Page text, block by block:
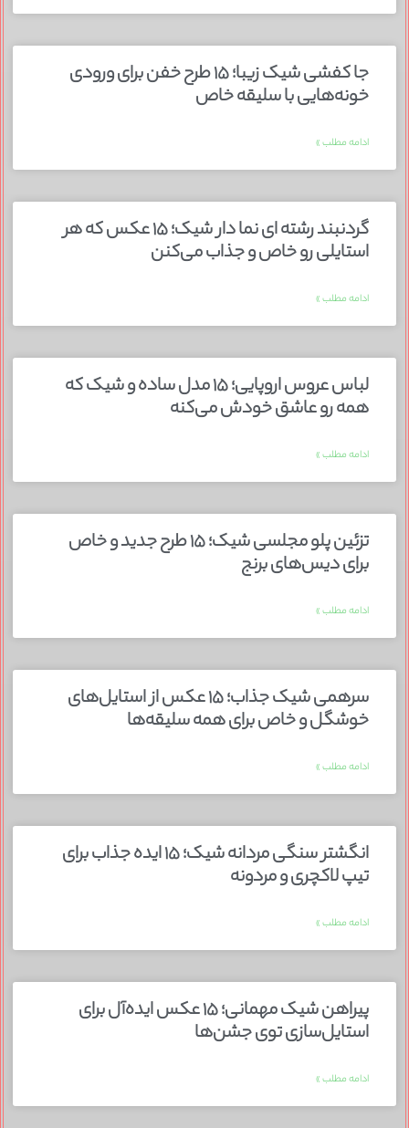
جا کفشی شیک زیبا؛ ۱۵ طرح خفن برای ورودی
خونه‌هایی با سلیقه خاص
ادامه مطلب »
گردنبند رشته ای نما دار شیک؛ ۱۵ عکس که هر
استایلی رو خاص و جذاب می‌کنن
ادامه مطلب »
لباس عروس اروپایی؛ ۱۵ مدل ساده و شیک که
همه رو عاشق خودش می‌کنه
ادامه مطلب »
تزئین پلو مجلسی شیک؛ ۱۵ طرح جدید و خاص
برای دیس‌های برنج
ادامه مطلب »
سرهمی شیک جذاب؛ ۱۵ عکس از استایل‌های
خوشگل و خاص برای همه سلیقه‌ها
ادامه مطلب »
انگشتر سنگی مردانه شیک؛ ۱۵ ایده جذاب برای
تیپ لاکچری و مردونه
ادامه مطلب »
پیراهن شیک مهمانی؛ ۱۵ عکس ایده‌آل برای
استایل‌سازی توی جشن‌ها
ادامه مطلب »